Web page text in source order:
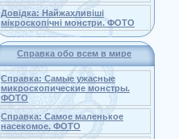
Довідка: Найжахливіші
мікроскопічні монстри. ФОТО
Справка обо всем в мире
Справка: Самые ужасные
микроскопические монстры.
ФОТО
Справка: Самое маленькое
насекомое. ФОТО